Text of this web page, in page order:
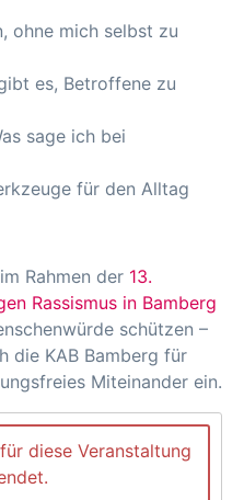
ohne mich selbst zu
es, Betroffene zu
sage ich bei
für den Alltag
Rahmen der 13.
Rassismus in Bamberg
schützen –
die KAB Bamberg für
Miteinander ein.
diese Veranstaltung